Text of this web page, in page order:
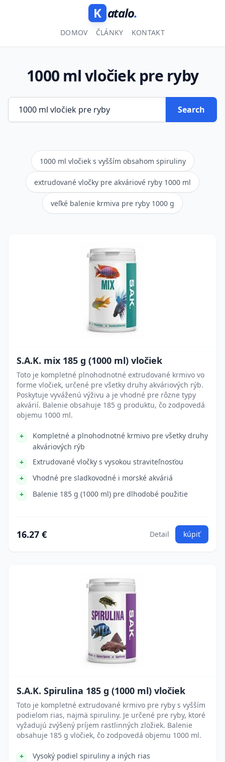
K atalo.
DOMOV ČLÁNKY KONTAKT
1000 ml vločiek pre ryby
Search
1000 ml vločiek s vyšším obsahom spiruliny
extrudované vločky pre akváriové ryby 1000 ml
veľké balenie krmiva pre ryby 1000 g
S.A.K. mix 185 g (1000 ml) vločiek
Toto je kompletné plnohodnotné extrudované krmivo vo
forme vločiek, určené pre všetky druhy akváriových rýb.
Poskytuje vyváženú výživu a je vhodné pre rôzne typy
akvárií. Balenie obsahuje 185 g produktu, čo zodpovedá
objemu 1000 ml.
Kompletné a plnohodnotné krmivo pre všetky druhy
akváriových rýb
Extrudované vločky s vysokou straviteľnosťou
Vhodné pre sladkovodné i morské akváriá
Balenie 185 g (1000 ml) pre dlhodobé použitie
16.27 € Detail kúpiť
S.A.K. Spirulina 185 g (1000 ml) vločiek
Toto je kompletné extrudované krmivo pre ryby s vyšším
podielom rias, najmä spiruliny. Je určené pre ryby, ktoré
vyžadujú zvýšený príjem rastlinných zložiek. Balenie
obsahuje 185 g vločiek, čo zodpovedá objemu 1000 ml.
Vysoký podiel spiruliny a iných rias